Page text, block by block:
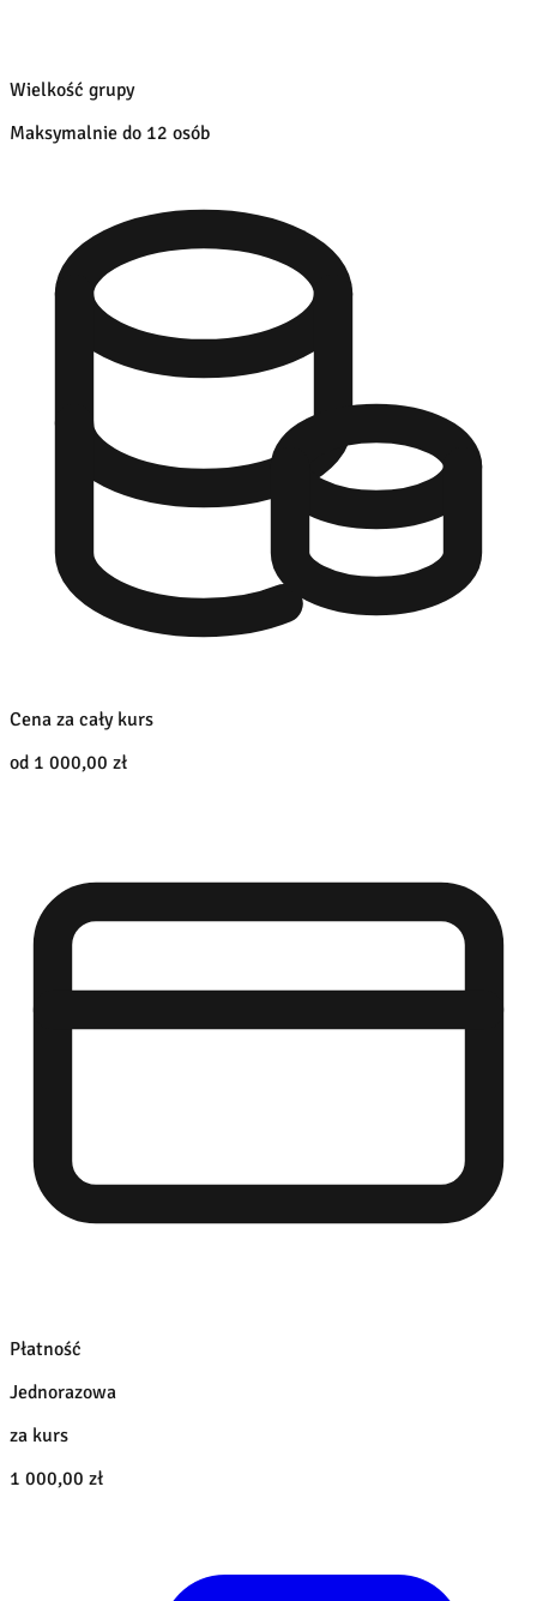
Wielkość grupy
Maksymalnie do 12 osób
Cena za cały kurs
od 1 000,00 zł
Płatność
Jednorazowa
za kurs
1 000,00 zł